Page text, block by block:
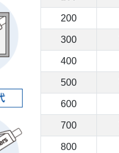
200
300
400
500
600
700
800